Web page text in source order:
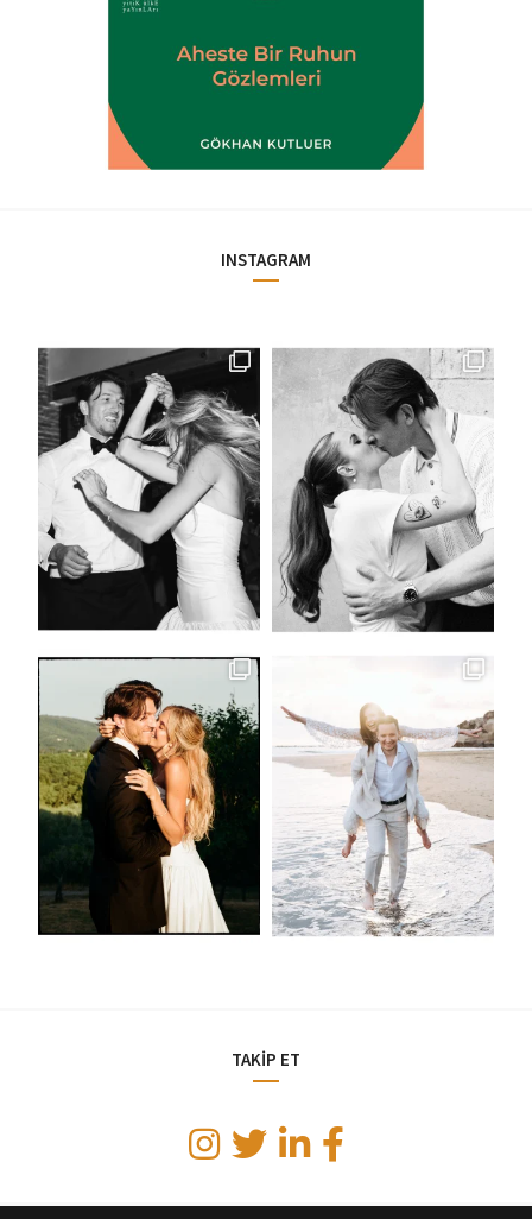
INSTAGRAM
TAKİP ET